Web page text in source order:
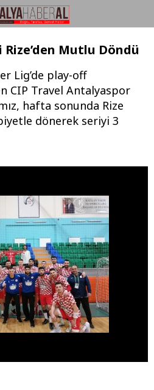
Mutlu Döndü
Lig’de play-off
CIP Travel Antalyaspor
hafta sonunda Rize
dönerek seriyi 3